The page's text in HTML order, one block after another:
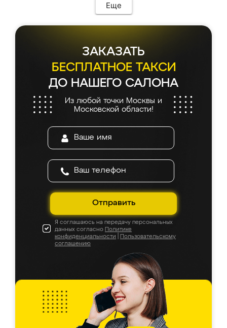
Еще
ЗАКАЗАТЬ
БЕСПЛАТНОЕ ТАКСИ
ДО НАШЕГО САЛОНА
Из любой точки Москвы и
Московской области!
Отправить
Я соглашаюсь на передачу персональных
данных согласно Политике
конфиденциальности
Пользовательскому
соглашению